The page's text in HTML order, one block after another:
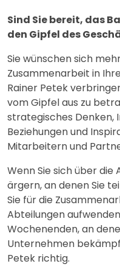
Sind Sie bereit, das
den Gipfel des
Sie wünschen sich
Zusammenarbeit in
Rainer Petek
vom Gipfel aus zu
strategisches Denken,
Beziehungen und
Mitarbeitern und
Wenn Sie sich über
ärgern, an denen Sie
Sie für die
Abteilungen
Wochenenden, an
Unternehmen
Petek richtig.